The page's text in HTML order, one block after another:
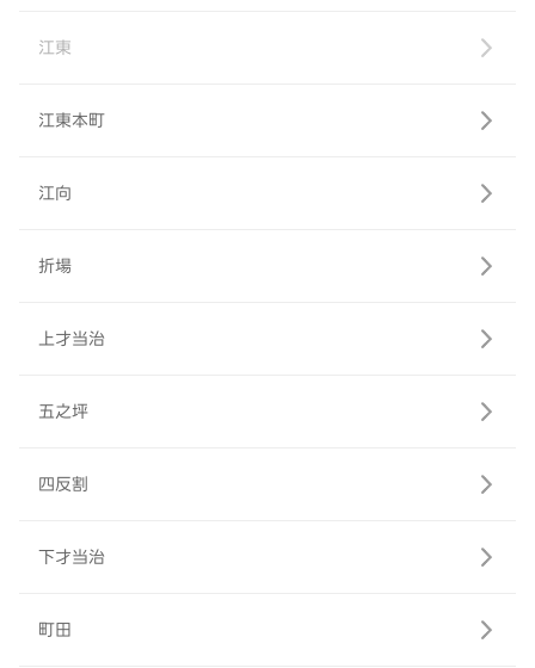
江東
江東本町
江向
折場
上才当治
五之坪
四反割
下才当治
町田